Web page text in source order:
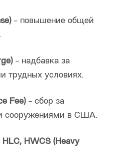
- повышение общей
- надбавка за
трудных условиях.
Fee)- сбор за
сооружениями в США.
HWCS (Heavy